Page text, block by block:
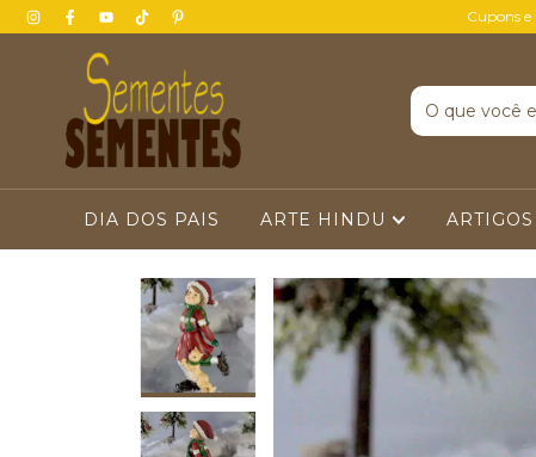
Cupons e
DIA DOS PAIS ARTE HINDU